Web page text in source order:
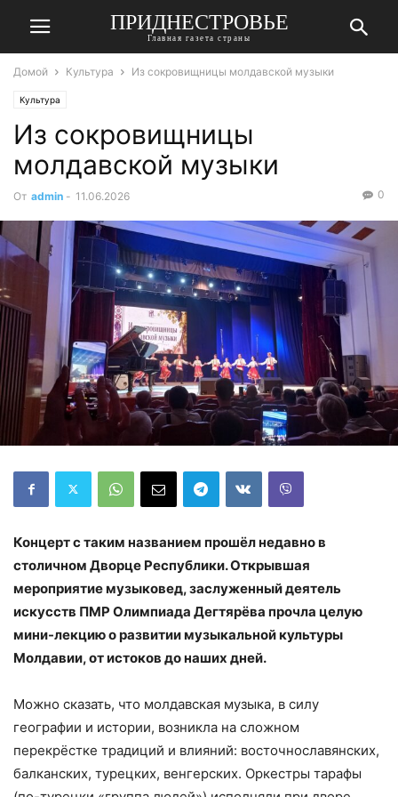
ПРИДНЕСТРОВЬЕ
Главная газета страны
Домой Культура Из сокровищницы молдавской музыки
Культура
Из сокровищницы
молдавской музыки
От admin - 11.06.2026 0
Концерт с таким названием прошёл недавно в
столичном Дворце Республики. Открывшая
мероприятие музыковед, заслуженный деятель
искусств ПМР Олимпиада Дегтярёва прочла целую
мини-лекцию о развитии музыкальной культуры
Молдавии, от истоков до наших дней.
Можно сказать, что молдавская музыка, в силу
географии и истории, возникла на сложном
перекрёстке традиций и влияний: восточнославянских,
балканских, турецких, венгерских. Оркестры тарафы